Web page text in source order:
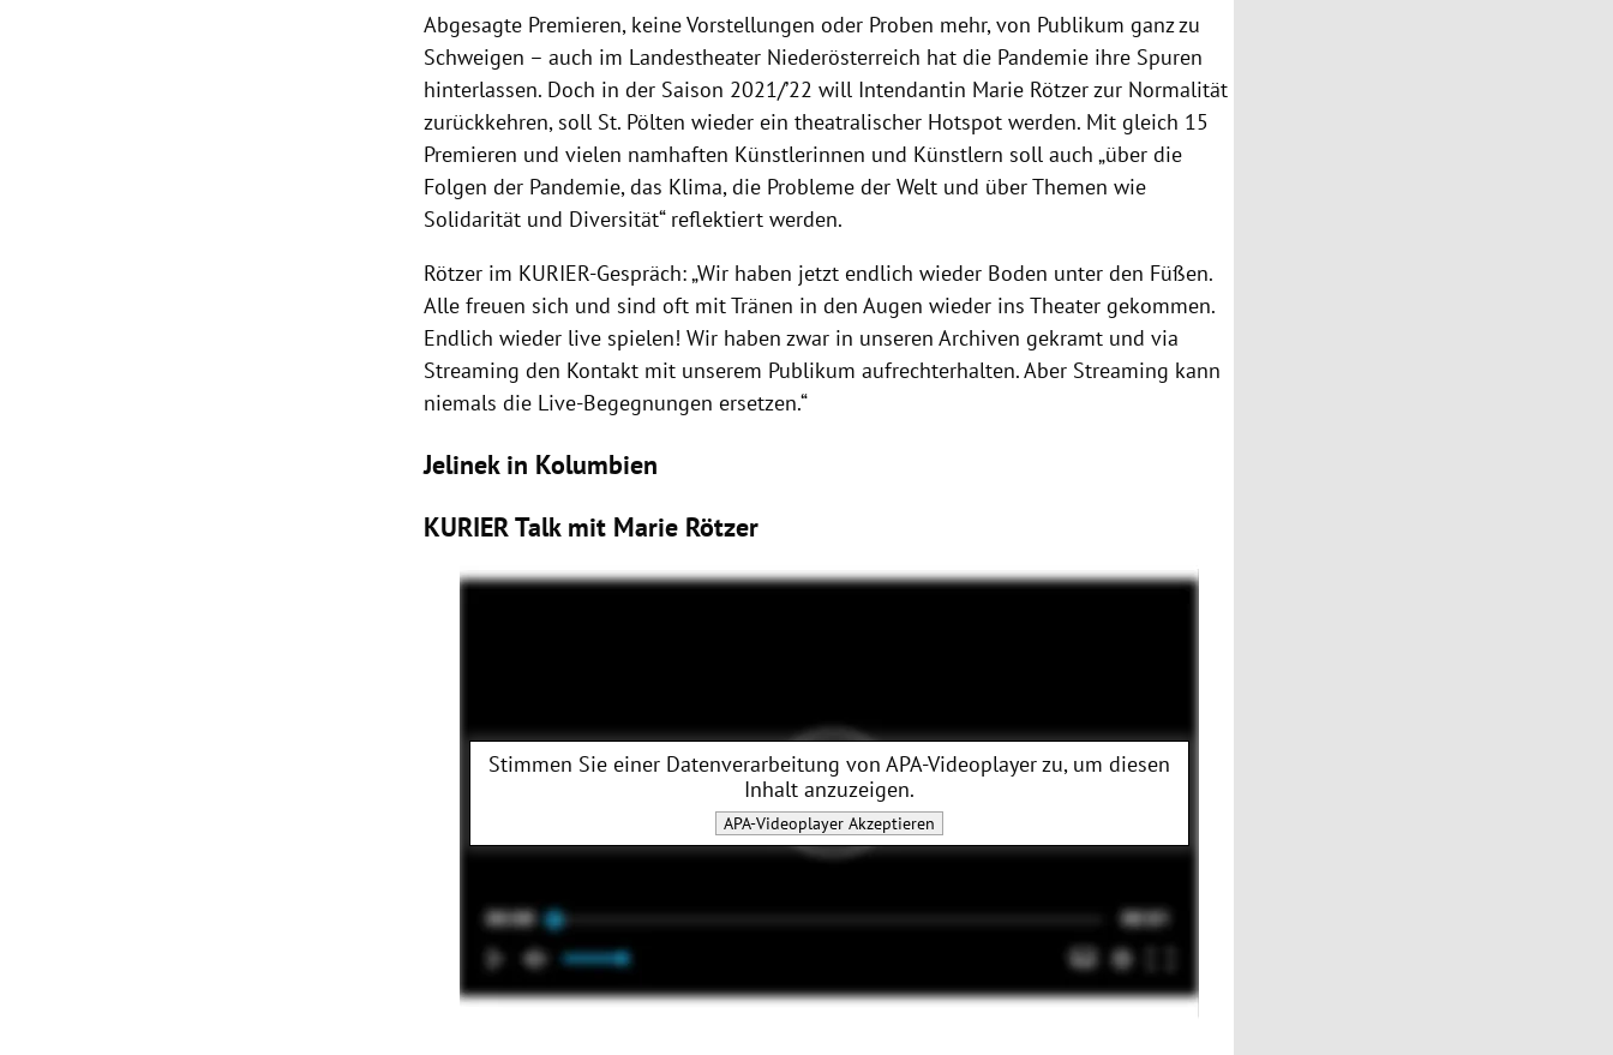
Abgesagte Premieren, keine Vorstellungen oder Proben mehr, von Publikum ganz zu
Schweigen – auch im Landestheater Niederösterreich hat die Pandemie ihre Spuren
hinterlassen. Doch in der Saison 2021/’22 will Intendantin Marie Rötzer zur Normalität
zurückkehren, soll St. Pölten wieder ein theatralischer Hotspot werden. Mit gleich 15
Premieren und vielen namhaften Künstlerinnen und Künstlern soll auch „über die
Folgen der Pandemie, das Klima, die Probleme der Welt und über Themen wie
Solidarität und Diversität“ reflektiert werden.
Rötzer im KURIER-Gespräch: „Wir haben jetzt endlich wieder Boden unter den Füßen.
Alle freuen sich und sind oft mit Tränen in den Augen wieder ins Theater gekommen.
Endlich wieder live spielen! Wir haben zwar in unseren Archiven gekramt und via
Streaming den Kontakt mit unserem Publikum aufrechterhalten. Aber Streaming kann
niemals die Live-Begegnungen ersetzen.“
Jelinek in Kolumbien
KURIER Talk mit Marie Rötzer
Stimmen Sie einer Datenverarbeitung von APA-Videoplayerzu, um diesen
Inhalt anzuzeigen.
APA-VideoplayerAkzeptieren